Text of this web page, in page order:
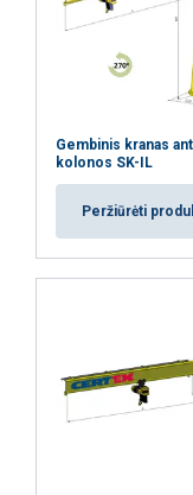
Gembinis kranas ant
kolonos SK-IL
Peržiūrėti